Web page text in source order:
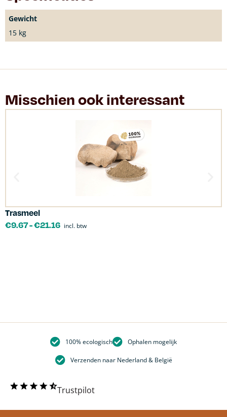
Gewicht
15 kg
Misschien ook interessant
Trasmeel
€9.67-€21.16 incl. btw
100% ecologisch Ophalen mogelijk
Verzenden naar Nederland & België
Trustpilot